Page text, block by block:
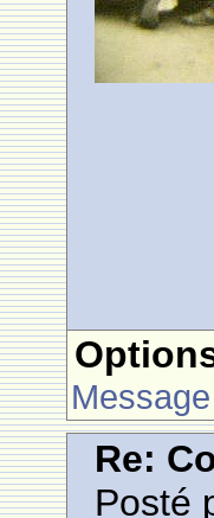
Message
Re:
Posté